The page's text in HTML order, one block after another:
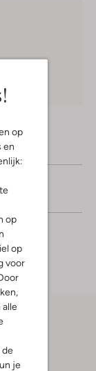
op
en
op
op
voor
alle
de
je